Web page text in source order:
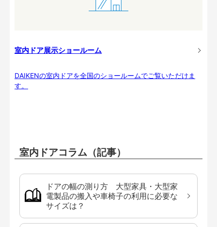
室内ドア展示ショールーム
DAIKENの室内ドアを全国のショールームでご覧いただけま
す。
室内ドアコラム（記事）
ドアの幅の測り方 大型家具・大型家
電製品の搬入や車椅子の利用に必要な
サイズは？